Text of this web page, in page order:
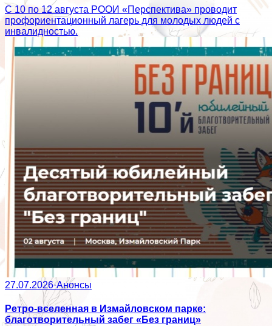
С 10 по 12 августа РООИ «Перспектива» проводит
профориентационный лагерь для молодых людей с
инвалидностью.
27.07.2026·Анонсы
Ретро-вселенная в Измайловском парке:
благотворительный забег «Без границ»